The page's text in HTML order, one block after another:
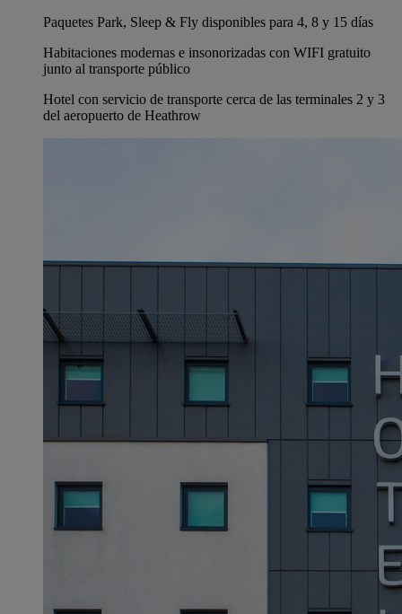
Paquetes Park, Sleep & Fly disponibles para 4, 8 y 15 días
Habitaciones modernas e insonorizadas con WIFI gratuito
junto al transporte público
Hotel con servicio de transporte cerca de las terminales 2 y 3
del aeropuerto de Heathrow